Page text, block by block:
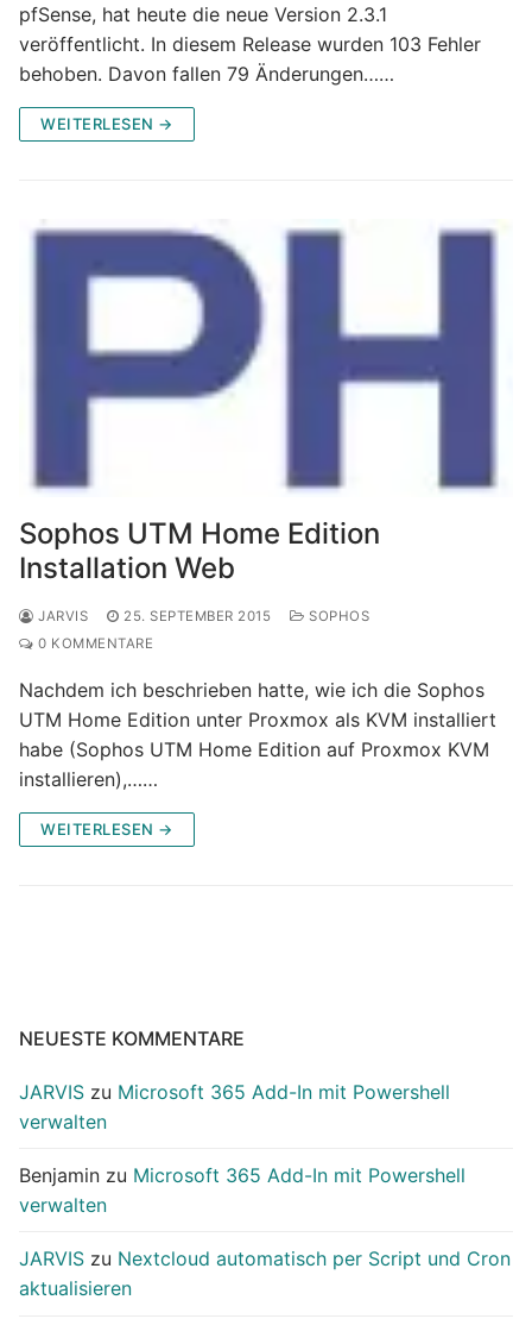
pfSense, hat heute die neue Version 2.3.1
veröffentlicht. In diesem Release wurden 103 Fehler
behoben. Davon fallen 79 Änderungen……
WEITERLESEN →
Sophos UTM Home Edition
Installation Web
JARVIS 25. SEPTEMBER 2015
SOPHOS
0 KOMMENTARE
Nachdem ich beschrieben hatte, wie ich die Sophos
UTM Home Edition unter Proxmox als KVM installiert
habe (Sophos UTM Home Edition auf Proxmox KVM
installieren),……
WEITERLESEN →
NEUESTE KOMMENTARE
JARVIS zu Microsoft 365 Add-In mit Powershell
verwalten
Benjamin zu Microsoft 365 Add-In mit Powershell
verwalten
JARVIS zu Nextcloud automatisch per Script und Cron
aktualisieren